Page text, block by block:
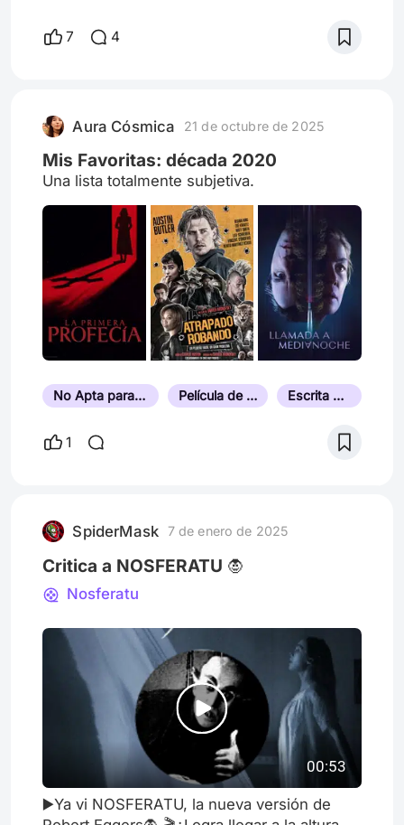
modernamente a la gran pantalla, aun así no
podríamos encontrar a uno quien iguale los
tener desde aquella época. Un h
7 4
Aura Cósmica 21 de octubre de 2025
Mis Favoritas: década 2020
Una lista totalmente subjetiva.
No Apta para Personas Sensibles Película de Moda de Su Año Escrita por su Director
1
SpiderMask 7 de enero de 2025
Critica a NOSFERATU 🧛
Nosferatu
00:53
▶️Ya vi NOSFERATU, la nueva versión de